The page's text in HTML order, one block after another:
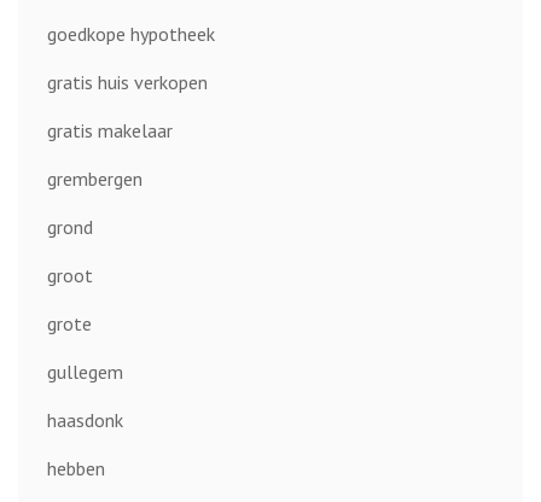
goedkope hypotheek
gratis huis verkopen
gratis makelaar
grembergen
grond
groot
grote
gullegem
haasdonk
hebben